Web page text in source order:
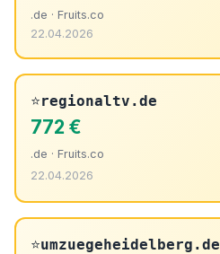
.de · Fruits.co
22.04.2026
⭐regionaltv.de
772 €
.de · Fruits.co
22.04.2026
⭐umzuegeheidelberg.de